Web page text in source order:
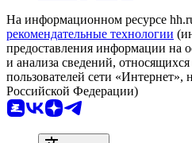
На информационном ресурсе
рекомендательные технологии
предоставления информации на
и анализа сведений,
пользователей сети «Интернет»,
Российской Федерации)